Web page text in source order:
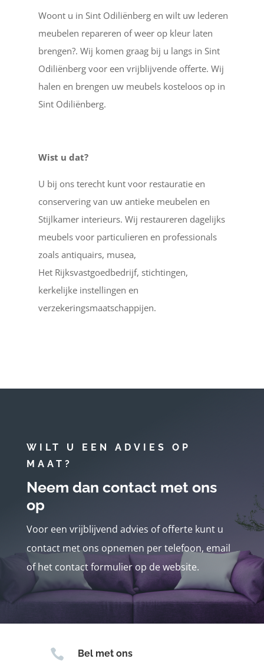
Woont u in Sint Odiliënberg en wilt uw lederen
meubelen repareren of weer op kleur laten
brengen?. Wij komen graag bij u langs in Sint
Odiliënberg voor een vrijblijvende offerte. Wij
halen en brengen uw meubels kosteloos op in
Sint Odiliënberg.
Wist u dat?
U bij ons terecht kunt voor restauratie en
conservering van uw antieke meubelen en
Stijlkamer interieurs. Wij restaureren dagelijks
meubels voor particulieren en professionals
zoals antiquairs, musea,
Het Rijksvastgoedbedrijf, stichtingen,
kerkelijke instellingen en
verzekeringsmaatschappijen.
WILT U EEN ADVIES OP
MAAT?
Neem dan contact met ons
op
Voor een vrijblijvend advies of offerte kunt u
contact met ons opnemen per telefoon, email
of het contact formulier op de website.
 Bel met ons